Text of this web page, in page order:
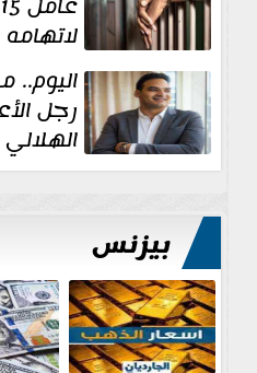
زوجته
داخل مسكنهمااليوم..
رجل
غسل
بيزنس